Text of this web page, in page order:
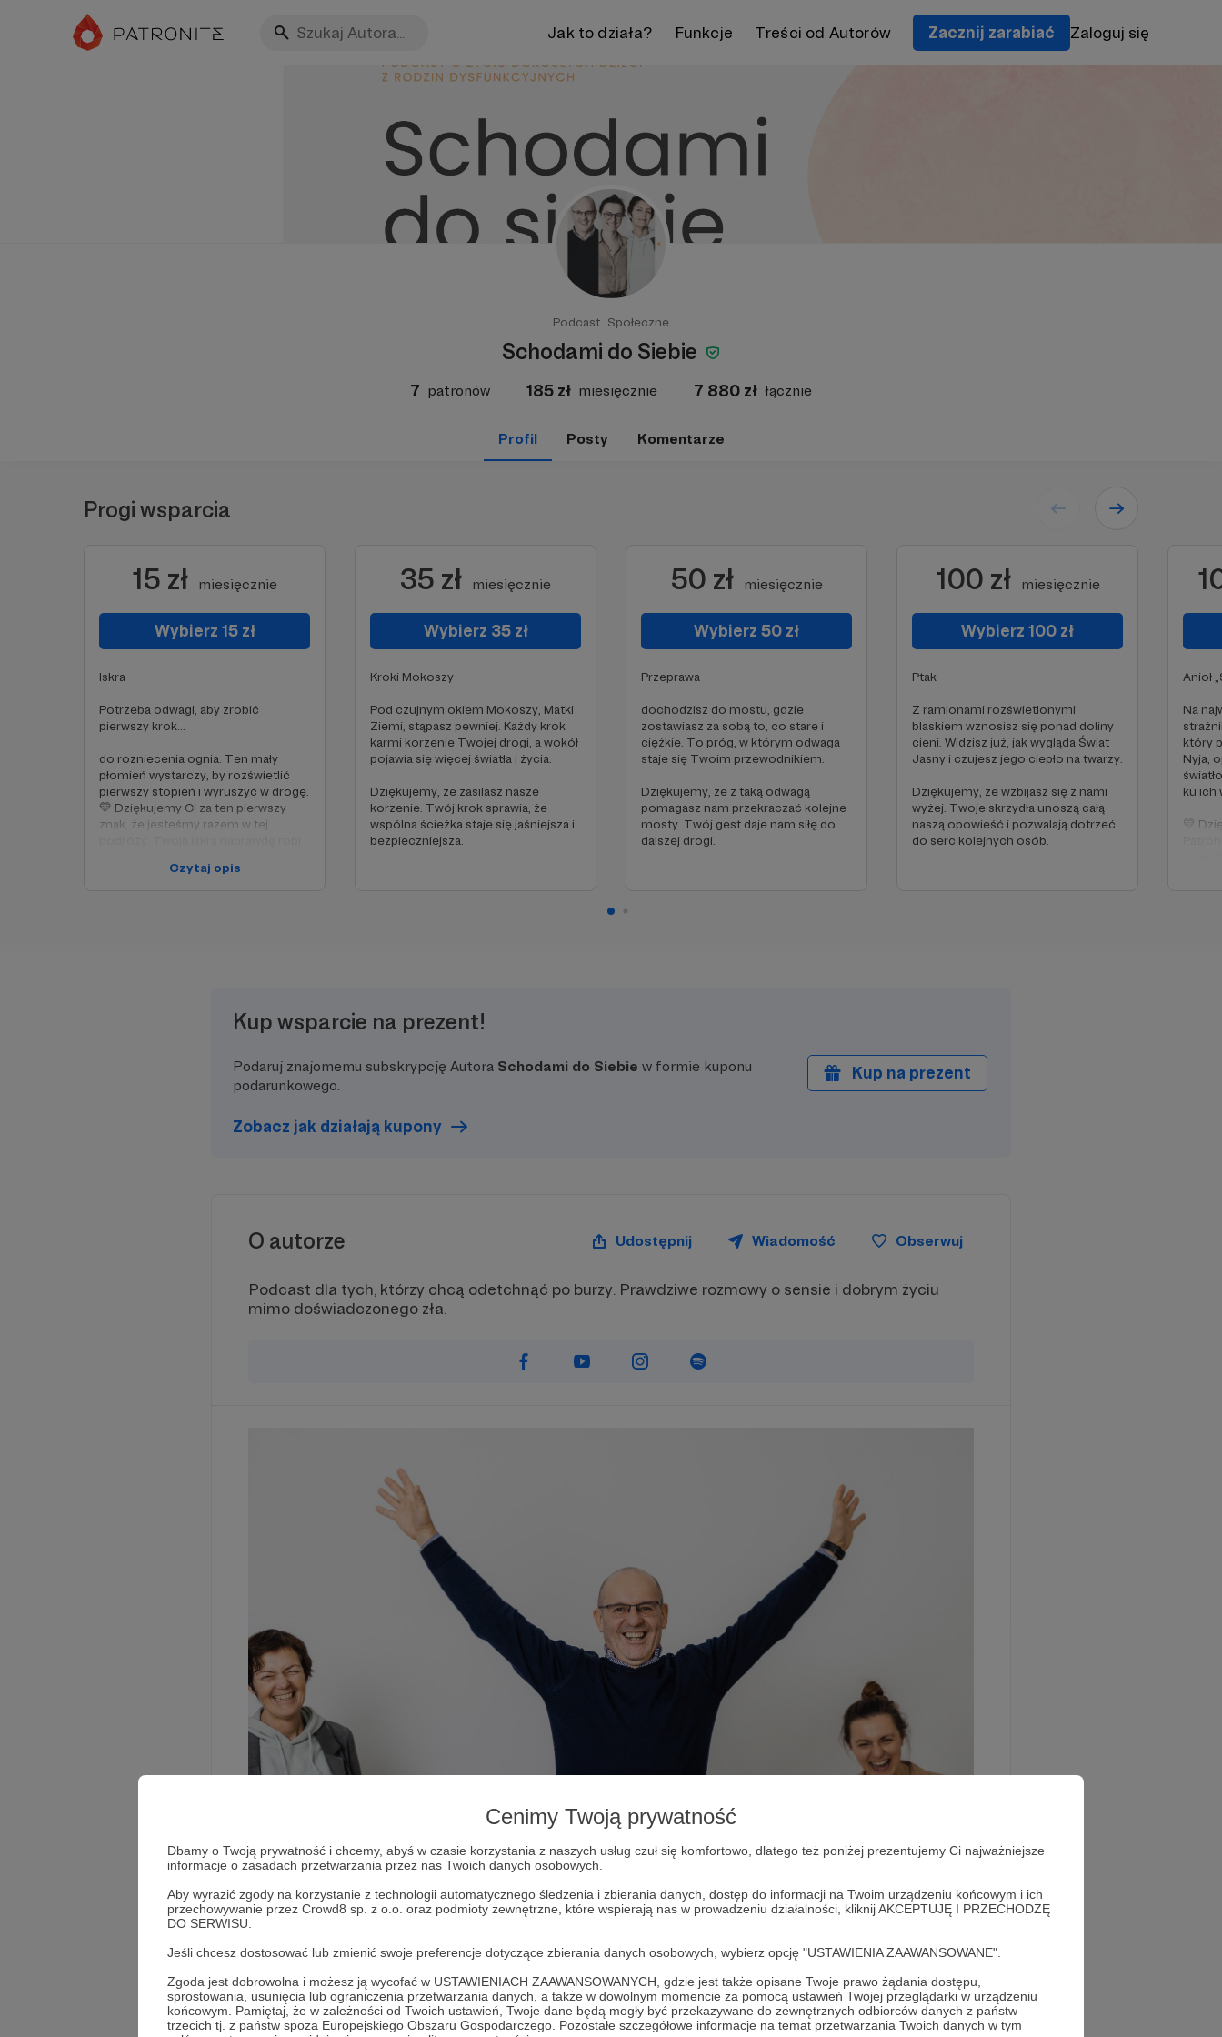
Cenimy Twoją prywatność
Dbamy o Twoją prywatność i chcemy, abyś w czasie korzystania z naszych usług czuł się komfortowo, dlatego też poniżej prezentujemy Ci najważniejsze
informacje o zasadach przetwarzania przez nas Twoich danych osobowych.
Aby wyrazić zgody na korzystanie z technologii automatycznego śledzenia i zbierania danych, dostęp do informacji na Twoim urządzeniu końcowym i ich
przechowywanie przez Crowd8 sp. z o.o. oraz podmioty zewnętrzne, które wspierają nas w prowadzeniu działalności, kliknij AKCEPTUJĘ I PRZECHODZĘ
DO SERWISU.
Jeśli chcesz dostosować lub zmienić swoje preferencje dotyczące zbierania danych osobowych, wybierz opcję "USTAWIENIA ZAAWANSOWANE".
Zgoda jest dobrowolna i możesz ją wycofać w USTAWIENIACH ZAAWANSOWANYCH, gdzie jest także opisane Twoje prawo żądania dostępu,
sprostowania, usunięcia lub ograniczenia przetwarzania danych, a także w dowolnym momencie za pomocą ustawień Twojej przeglądarki w urządzeniu
końcowym. Pamiętaj, że w zależności od Twoich ustawień, Twoje dane będą mogły być przekazywane do zewnętrznych odbiorców danych z państw
trzecich tj. z państw spoza Europejskiego Obszaru Gospodarczego. Pozostałe szczegółowe informacje na temat przetwarzania Twoich danych w tym
Jak to działa? Funkcje Treści od Autorów Zacznij zarabiać Zaloguj się
Podcast Społeczne
Schodami do Siebie
7 patronów 185 zł miesięcznie 7 880 zł łącznie
Profil Posty Komentarze
Progi wsparcia
15 zł miesięcznie
Wybierz 15 zł
Iskra
Potrzeba odwagi, aby zrobić
pierwszy krok...
do rozniecenia ognia. Ten mały
płomień wystarczy, by rozświetlić
pierwszy stopień i wyruszyć w drogę.
💛 Dziękujemy Ci za ten pierwszy
znak, że jesteśmy razem w tej
Czytaj opis
35 zł miesięcznie
Wybierz 35 zł
Kroki Mokoszy
Pod czujnym okiem Mokoszy, Matki
Ziemi, stąpasz pewniej. Każdy krok
karmi korzenie Twojej drogi, a wokół
pojawia się więcej światła i życia.
Dziękujemy, że zasilasz nasze
korzenie. Twój krok sprawia, że
wspólna ścieżka staje się jaśniejsza i
bezpieczniejsza.
50 zł miesięcznie
Wybierz 50 zł
Przeprawa
dochodzisz do mostu, gdzie
zostawiasz za sobą to, co stare i
ciężkie. To próg, w którym odwaga
staje się Twoim przewodnikiem.
Dziękujemy, że z taką odwagą
pomagasz nam przekraczać kolejne
mosty. Twój gest daje nam siłę do
dalszej drogi.
100 zł miesięcznie
Wybierz 100 zł
Ptak
Z ramionami rozświetlonymi
blaskiem wznosisz się ponad doliny
cieni. Widzisz już, jak wygląda Świat
Jasny i czujesz jego ciepło na twarzy.
Dziękujemy, że wzbijasz się z nami
wyżej. Twoje skrzydła unoszą całą
naszą opowieść i pozwalają dotrzeć
do serc kolejnych osób.
Anioł
Na
który
Nyja,
ku ich
💛
Kup wsparcie na prezent!
Podaruj znajomemu subskrypcję Autora Schodami do Siebie w formie kuponu
podarunkowego.
Zobacz jak działają kupony
Kup na prezent
O autorze Udostępnij Wiadomość Obserwuj
Podcast dla tych, którzy chcą odetchnąć po burzy. Prawdziwe rozmowy o sensie i dobrym życiu
mimo doświadczonego zła.
Podcast Schodami do Siebie to ludzie i zespół. Łączą nas wspólne wartości - wiara i zaufanie w
relacje, wsparcie i sięganie po pomoc. Można próbować to wszystko zrobić samemu, tylko po co?
Tworzymy przestrzeń autentycznej bliskości i regeneracji. Z Waszym wsparciem możemy
Rozwiń opis
Słuchaj w Patronite Audio!